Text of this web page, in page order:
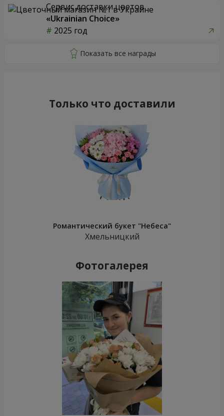
Сервис доставки цветов
«Ukrainian Choice»
2025 год
Только что доставили
Романтический букет "Небеса"
Хмельницкий
Фотогалерея